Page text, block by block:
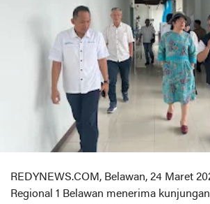
REDYNEWS.COM, Belawan, 24 Maret
Regional 1 Belawan menerima